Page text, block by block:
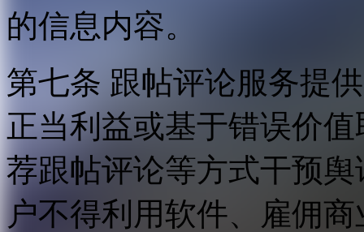
的信息内容。
第七条 跟帖评论服务提
正当利益或基于错误价
荐跟帖评论等方式干预
户不得利用软件、雇佣